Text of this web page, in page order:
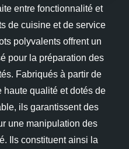
entre fonctionnalité et
de cuisine et de service
polyvalents offrent un
pour la préparation des
Fabriqués à partir de
haute qualité et dotés de
ils garantissent des
une manipulation des
Ils constituent ainsi la